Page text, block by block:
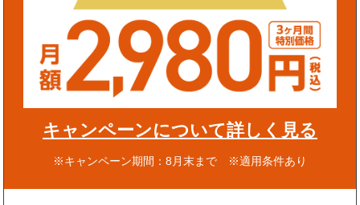
キャンペーンについて詳しく見る
※キャンペーン期間：8月末まで ※適用条件あり